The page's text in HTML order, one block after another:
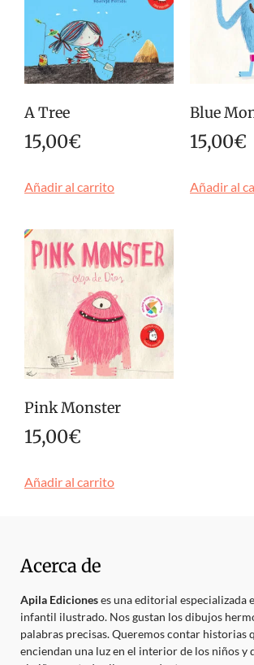
A Tree
15,00€
Añadir al carrito
Blue
15,00€
Añadir al
Pink Monster
15,00€
Añadir al carrito
Acerca de
Apila Edicioneses una editorial especializada
infantil ilustrado. Nos gustan los dibujos
palabras precisas. Queremos contar historias
enciendan una luz en el interior de los niños y